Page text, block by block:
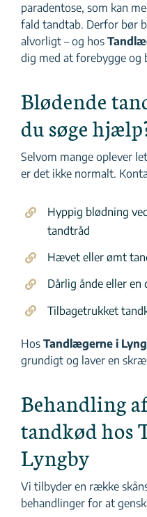
paradentose, som kan
fald tandtab. Derfor bør
alvorligt – og hos
dig med at forebygge og
Blødende
du søge
Selvom mange oplever
er det ikke normalt.
Hyppig blødning
tandtråd
Hævet eller ømt
Dårlig ånde eller en
Tilbagetrukket
Hos Tandlægerne i
grundigt og laver en
Behandling
tandkød hos
Lyngby
Vi tilbyder en række
behandlinger for at